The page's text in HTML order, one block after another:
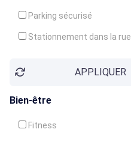
Parking sécurisé
Stationnement dans la rue
APPLIQUER
Bien-être
Fitness